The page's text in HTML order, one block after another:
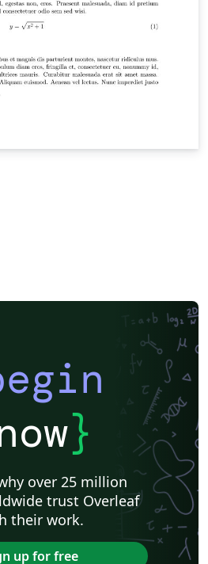
}
over 25 million
trust Overleaf
their work.
up for free